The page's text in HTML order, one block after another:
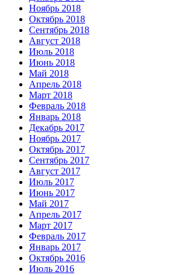
Ноябрь 2018
Октябрь 2018
Сентябрь 2018
Август 2018
Июль 2018
Июнь 2018
Май 2018
Апрель 2018
Март 2018
Февраль 2018
Январь 2018
Декабрь 2017
Ноябрь 2017
Октябрь 2017
Сентябрь 2017
Август 2017
Июль 2017
Июнь 2017
Май 2017
Апрель 2017
Март 2017
Февраль 2017
Январь 2017
Октябрь 2016
Июль 2016